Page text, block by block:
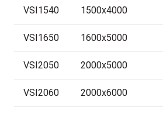
VSI1540 1500x4000
VSI1650 1600x5000
VSI2050 2000x5000
VSI2060 2000x6000